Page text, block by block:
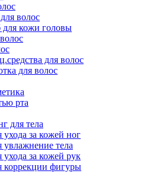
волос
для кожи головы
для волос
для волос
рта
для тела
ухода за кожей ног
увлажнение тела
ухода за кожей рук
коррекции фигуры